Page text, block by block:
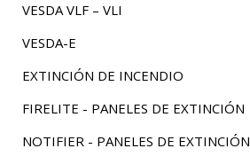
VESDA VLF – VLI
VESDA-E
EXTINCIÓN DE INCENDIO
FIRELITE - PANELES DE EXTINCIÓN
NOTIFIER - PANELES DE EXTINCIÓN